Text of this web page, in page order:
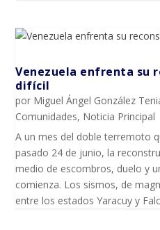
Venezuela enfrenta su
difícil
por Miguel Ángel González
Comunidades, Noticia Principal
A un mes del doble terremoto
pasado 24 de junio, la
medio de escombros, duelo y
comienza. Los sismos, de
entre los estados Yaracuy y